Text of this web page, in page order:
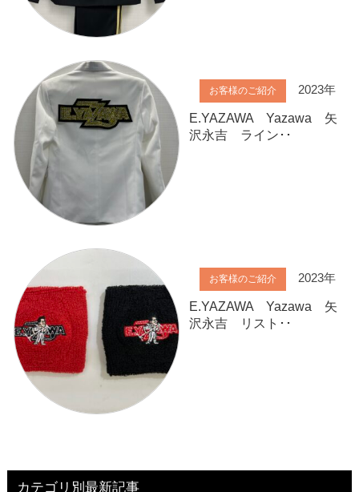
お客様のご紹介 2023年
E.YAZAWA Yazawa 矢
沢永吉 ライン･･
お客様のご紹介 2023年
E.YAZAWA Yazawa 矢
沢永吉 リスト･･
カテゴリ別最新記事